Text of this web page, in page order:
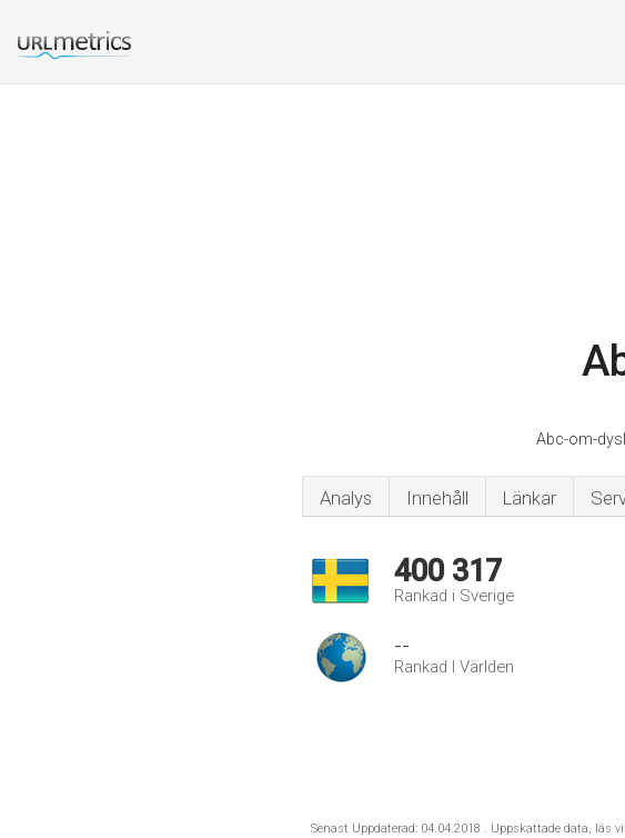
Abc-om-
Analys Innehåll Länkar
400 317
Rankad i Sverige
--
Rankad I Världen
Senast Uppdaterad: 04.04.2018 . Uppskattade data, läs